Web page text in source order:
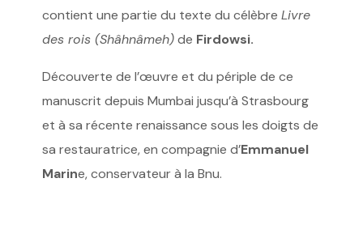
contient une partie du texte du célèbre Livre
des rois (Shâhnâmeh)de Firdowsi.
Découverte de l’œuvre et du périple de ce
manuscrit depuis Mumbai jusqu’à Strasbourg
et à sa récente renaissance sous les doigts de
sa restauratrice, en compagnie d’Emmanuel
Marine, conservateur à la Bnu.